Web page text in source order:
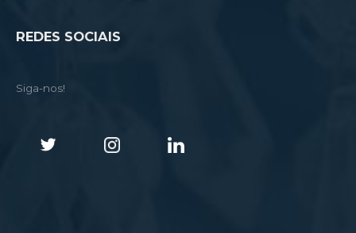
REDES SOCIAIS
Siga-nos!